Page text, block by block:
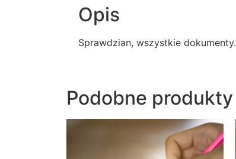
Opis
Sprawdzian, wszystkie dokumenty.
Podobne produkty